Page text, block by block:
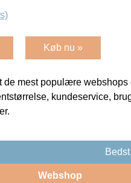
Køb nu »
de mest populære
kundeservice,
Webshop